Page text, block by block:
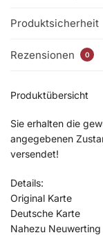
Produktsicherheit
Rezensionen 0
Produktübersicht
Sie erhalten die
angegebenen
versendet!
Details:
Original Karte
Deutsche Karte
Nahezu